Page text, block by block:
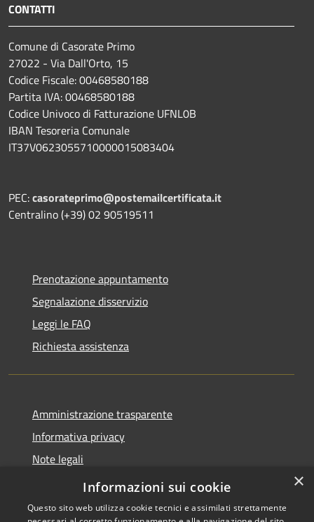
CONTATTI
Comune di Casorate Primo
27022 - Via Dall'Orto, 15
Codice Fiscale: 00468580188
Partita IVA: 00468580188
Codice Univoco di Fatturazione UFNL0B
IBAN Tesoreria Comunale
IT37V0623055710000015083404
PEC:casorateprimo@postemailcertificata.it
Centralino (+39) 02 90519511
Prenotazione appuntamento
Segnalazione disservizio
Leggi le FAQ
Richiesta assistenza
Amministrazione trasparente
Informativa privacy
Note legali
Dichiarazione di accessibilità
×
Informazioni sui cookie
Questo sito web utilizza cookie tecnici e assimilati strettamente